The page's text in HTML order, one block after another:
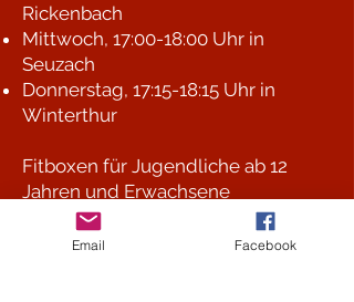
Rickenbach
Mittwoch, 17:00-18:00 Uhr in
Seuzach
Donnerstag, 17:15-18:15 Uhr in
Winterthur
Fitboxen für Jugendliche ab 12
Jahren und Erwachsene
Dienstag und Donnerstag, 09:00-
10:00 Uhr
Email Facebook